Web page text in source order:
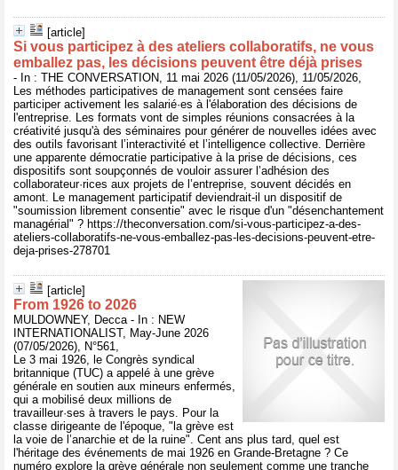
[article]
Si vous participez à des ateliers collaboratifs, ne vous
emballez pas, les décisions peuvent être déjà prises
- In : THE CONVERSATION, 11 mai 2026 (11/05/2026), 11/05/2026,
Les méthodes participatives de management sont censées faire
participer activement les salarié·es à l'élaboration des décisions de
l'entreprise. Les formats vont de simples réunions consacrées à la
créativité jusqu'à des séminaires pour générer de nouvelles idées avec
des outils favorisant l’interactivité et l’intelligence collective. Derrière
une apparente démocratie participative à la prise de décisions, ces
dispositifs sont soupçonnés de vouloir assurer l’adhésion des
collaborateur·rices aux projets de l’entreprise, souvent décidés en
amont. Le management participatif deviendrait-il un dispositif de
"soumission librement consentie" avec le risque d'un "désenchantement
managérial" ? https://theconversation.com/si-vous-participez-a-des-
ateliers-collaboratifs-ne-vous-emballez-pas-les-decisions-peuvent-etre-
deja-prises-278701
[article]
From 1926 to 2026
MULDOWNEY, Decca - In : NEW
INTERNATIONALIST, May-June 2026
(07/05/2026), N°561,
Le 3 mai 1926, le Congrès syndical
britannique (TUC) a appelé à une grève
générale en soutien aux mineurs enfermés,
qui a mobilisé deux millions de
travailleur·ses à travers le pays. Pour la
classe dirigeante de l'époque, "la grève est
la voie de l’anarchie et de la ruine". Cent ans plus tard, quel est
l'héritage des événements de mai 1926 en Grande-Bretagne ? Ce
numéro explore la grève générale non seulement comme une tranche